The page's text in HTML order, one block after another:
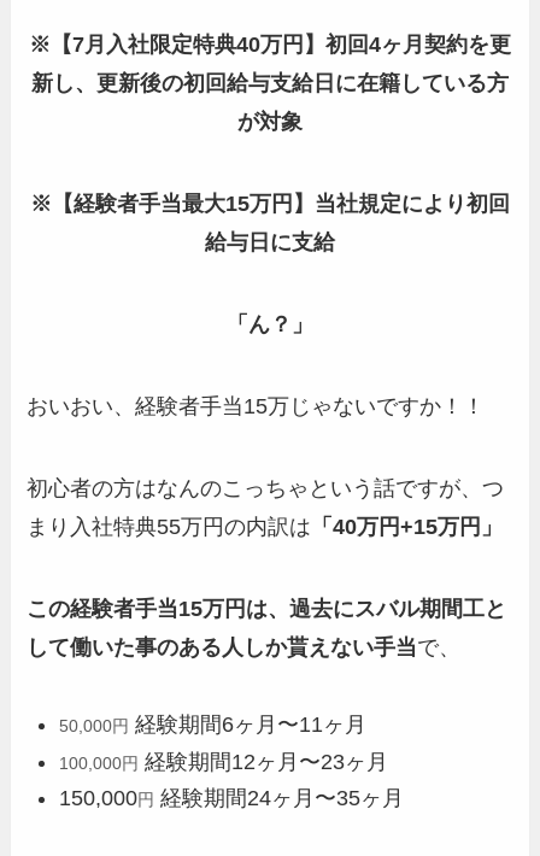
※【7月入社限定特典40万円】初回4ヶ月契約を更
新し、更新後の初回給与支給日に在籍している方
が対象
※【経験者手当最大15万円】当社規定により初回
給与日に支給
「ん？」
おいおい、経験者手当15万じゃないですか！！
初心者の方はなんのこっちゃという話ですが、つ
まり入社特典55万円の内訳は 「40万円+15万円」
この経験者手当15万円は、過去にスバル期間工と
して働いた事のある人しか貰えない手当で、
50,000円 経験期間6ヶ月〜11ヶ月
100,000円 経験期間12ヶ月〜23ヶ月
150,000円 経験期間24ヶ月〜35ヶ月